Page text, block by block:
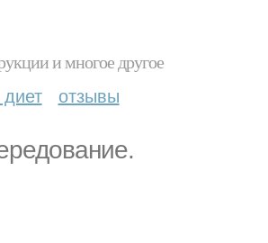
и многое другое
отзывы